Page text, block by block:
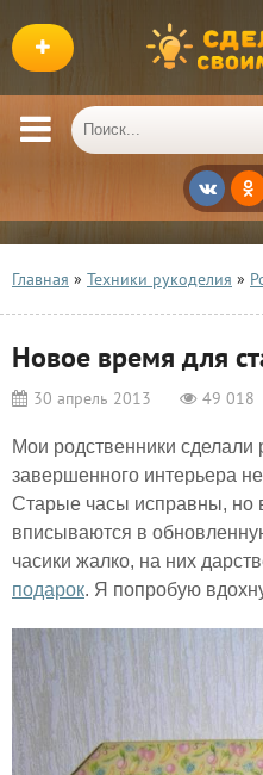
Главная » Техники рукоделия »
Новое время для
30 апрель 2013 49 018
Мои родственники сделали
завершенного интерьера
Старые часы исправны, но
вписываются в
часики жалко, на них
подарок. Я попробую